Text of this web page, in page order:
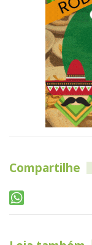
Compartilhe